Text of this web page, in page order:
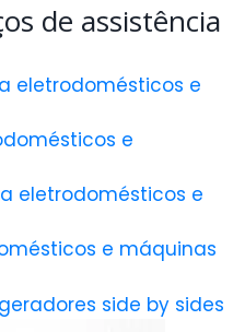
de assistência
eletrodomésticos e
e
eletrodomésticos e
e máquinas
side by sides